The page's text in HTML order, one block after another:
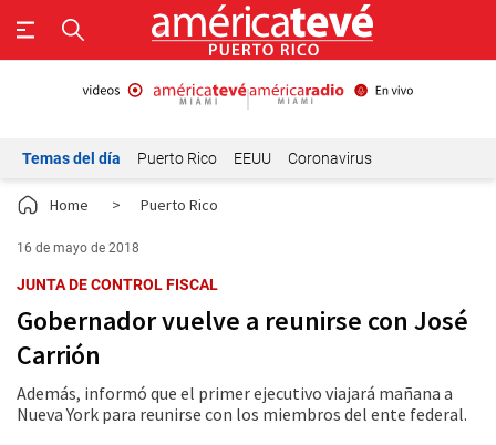
Temas del día Puerto Rico EEUU Coronavirus
Home > Puerto Rico
16 de mayo de 2018
JUNTA DE CONTROL FISCAL
Gobernador vuelve a reunirse con José
Carrión
Además, informó que el primer ejecutivo viajará mañana a
Nueva York para reunirse con los miembros del ente federal.